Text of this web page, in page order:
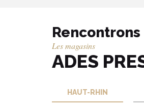
Rencontrons
Les magasins
ADES
HAUT-RHIN